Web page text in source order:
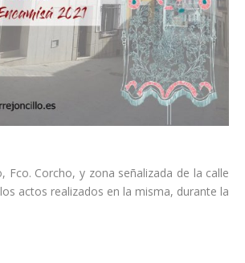
Fco. Corcho, y zona señalizada de la calle
actos realizados en la misma, durante la